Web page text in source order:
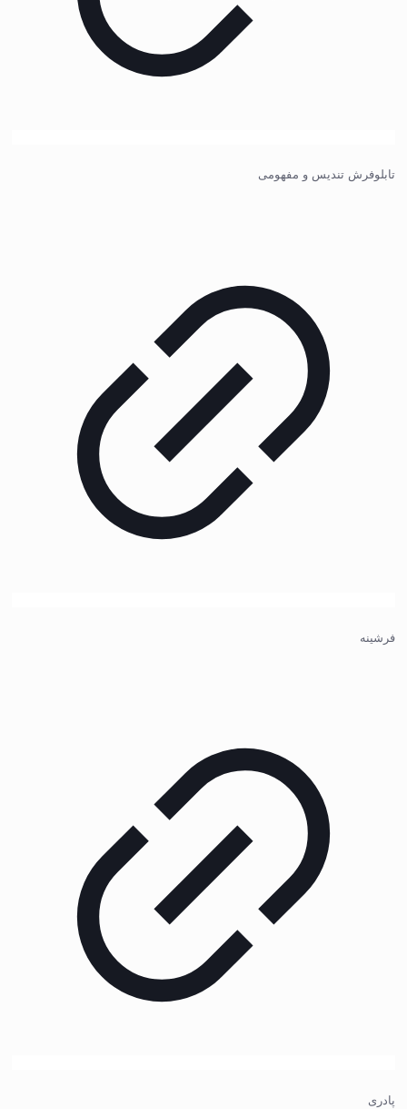
تابلوفرش تندیس و مفهومی
فرشینه
پادری